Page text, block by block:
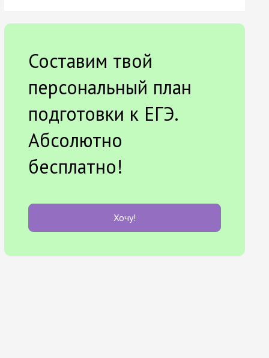
Составим твой
персональный план
подготовки к ЕГЭ.
Абсолютно
бесплатно!
Хочу!